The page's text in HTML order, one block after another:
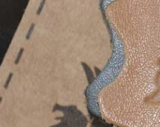
üretilen bebe, patik,